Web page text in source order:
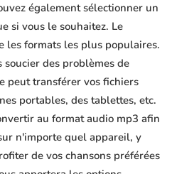
également sélectionner un
si vous le souhaitez. Le
les formats les plus populaires.
soucier des problèmes de
peut transférer vos fichiers
portables, des tablettes, etc.
au format audio mp3 afin
n'importe quel appareil, y
de vos chansons préférées